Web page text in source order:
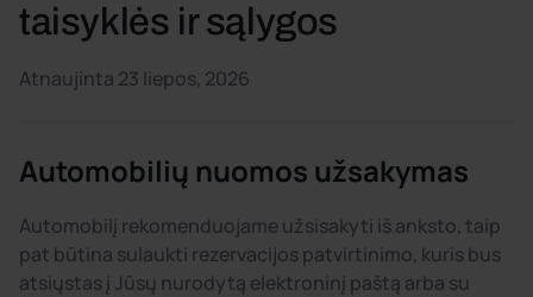
taisyklės ir sąlygos
Atnaujinta 23 liepos, 2026
Automobilių nuomos užsakymas
Automobilį rekomenduojame užsisakyti iš anksto, taip
pat būtina sulaukti rezervacijos patvirtinimo, kuris bus
atsiųstas į Jūsų nurodytą elektroninį paštą arba su